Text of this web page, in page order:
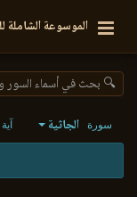
الموسوعة الشاملة
🔍 بحث في أسماء السور
سورة الجاثية آية